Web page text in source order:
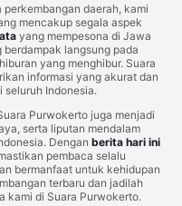
daerah, kami
mencakup segala aspek
yang mempesona di Jawa
langsung pada
yang menghibur. Suara
informasi yang akurat dan
Indonesia.
Purwokerto juga menjadi
serta liputan mendalam
Dengan berita hari ini
pembaca selalu
bermanfaat untuk kehidupan
terbaru dan jadilah
kami di Suara Purwokerto.